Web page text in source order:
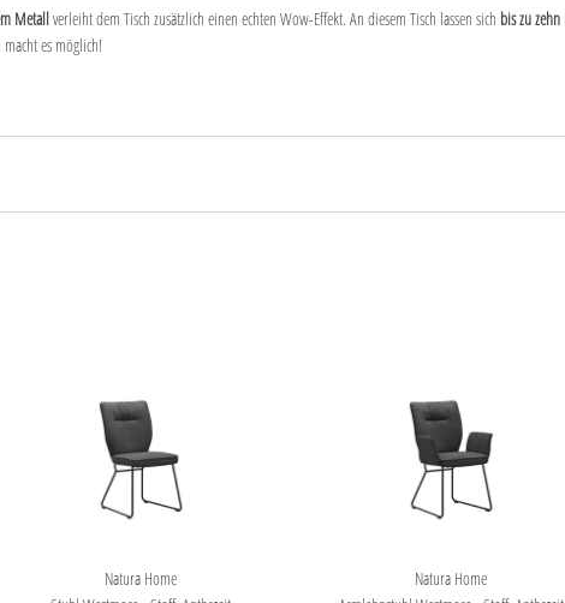
Metallverleiht dem Tisch zusätzlich einen echten Wow-Effekt. An diesem Tisch lassen sich bis zu
macht es möglich!
Natura Home
Natura Home